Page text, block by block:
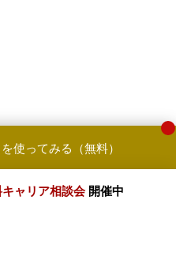
使ってみる（無料）
ャリア相談会 開催中